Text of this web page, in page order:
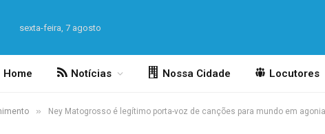
sexta-feira, 7 agosto
Home Notícias Nossa Cidade Locutores
» Ney Matogrosso é legítimo porta-voz de canções para mundo em